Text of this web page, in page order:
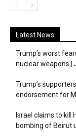
Latest News
Trump’s worst
nuclear weapons |
Trump’s
endorsement for
Israel claims to kill
bombing of Beirut